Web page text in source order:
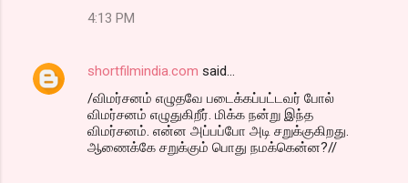
4:13 PM
shortfilmindia.com said…
/விமர்சனம் எழுதவே படைக்கப்பட்டவர் போல்
விமர்சனம் எழுதுகிறீர். மிக்க நன்று இந்த
விமர்சனம். என்ன அப்பப்போ அடி சறுக்குகிறது.
ஆணைக்கே சறுக்கும் பொது நமக்கென்ன?//